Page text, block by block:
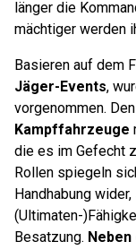
länger die
mächtiger werden
Basieren auf dem
Jäger-Events,
vorgenommen.
Kampffahrzeuge
die es im Gefecht
Rollen spiegeln
Handhabung
(Ultimaten-
Besatzung.